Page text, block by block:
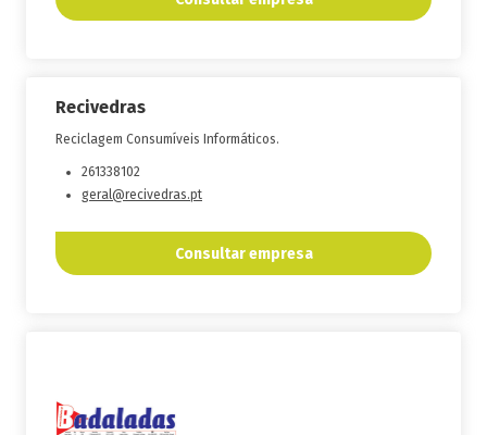
Recivedras
Reciclagem Consumíveis Informáticos.
261338102
geral@recivedras.pt
Consultar empresa